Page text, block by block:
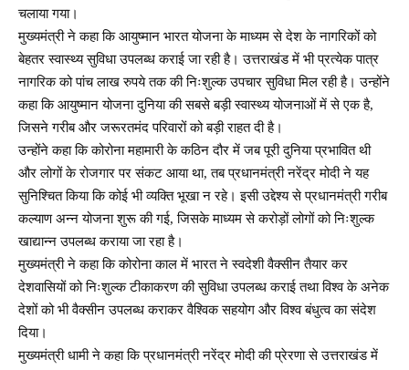
चलाया गया।
मुख्यमंत्री ने कहा कि आयुष्मान भारत योजना के माध्यम से देश के नागरिकों को
बेहतर स्वास्थ्य सुविधा उपलब्ध कराई जा रही है। उत्तराखंड में भी प्रत्येक पात्र
नागरिक को पांच लाख रुपये तक की निःशुल्क उपचार सुविधा मिल रही है। उन्होंने
कहा कि आयुष्मान योजना दुनिया की सबसे बड़ी स्वास्थ्य योजनाओं में से एक है,
जिसने गरीब और जरूरतमंद परिवारों को बड़ी राहत दी है।
उन्होंने कहा कि कोरोना महामारी के कठिन दौर में जब पूरी दुनिया प्रभावित थी
और लोगों के रोजगार पर संकट आया था, तब प्रधानमंत्री नरेंद्र मोदी ने यह
सुनिश्चित किया कि कोई भी व्यक्ति भूखा न रहे। इसी उद्देश्य से प्रधानमंत्री गरीब
कल्याण अन्न योजना शुरू की गई, जिसके माध्यम से करोड़ों लोगों को निःशुल्क
खाद्यान्न उपलब्ध कराया जा रहा है।
मुख्यमंत्री ने कहा कि कोरोना काल में भारत ने स्वदेशी वैक्सीन तैयार कर
देशवासियों को निःशुल्क टीकाकरण की सुविधा उपलब्ध कराई तथा विश्व के अनेक
देशों को भी वैक्सीन उपलब्ध कराकर वैश्विक सहयोग और विश्व बंधुत्व का संदेश
दिया।
मुख्यमंत्री धामी ने कहा कि प्रधानमंत्री नरेंद्र मोदी की प्रेरणा से उत्तराखंड में